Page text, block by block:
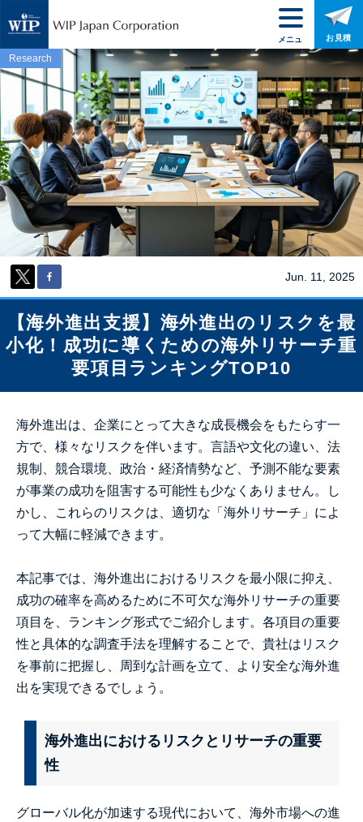
Research
Jun. 11, 2025
【海外進出支援】海外進出のリスクを最
小化！成功に導くための海外リサーチ重
要項目ランキングTOP10
海外進出は、企業にとって大きな成長機会をもたらす一
方で、様々なリスクを伴います。言語や文化の違い、法
規制、競合環境、政治・経済情勢など、予測不能な要素
が事業の成功を阻害する可能性も少なくありません。し
かし、これらのリスクは、適切な「海外リサーチ」によ
って大幅に軽減できます。
本記事では、海外進出におけるリスクを最小限に抑え、
成功の確率を高めるために不可欠な海外リサーチの重要
項目を、ランキング形式でご紹介します。各項目の重要
性と具体的な調査手法を理解することで、貴社はリスク
を事前に把握し、周到な計画を立て、より安全な海外進
出を実現できるでしょう。
海外進出におけるリスクとリサーチの重要
性
グローバル化が加速する現代において、海外市場への進
メニュ
ー
お見積